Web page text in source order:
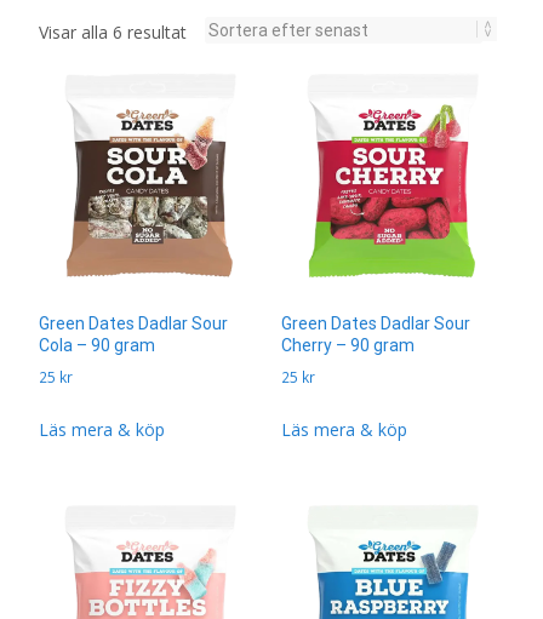
Visar alla 6 resultatSortera
Green Dates Dadlar Sour
Cola – 90 gram
25 kr
Läs mera & köp
Green Dates Dadlar Sour
Cherry – 90 gram
25 kr
Läs mera & köp